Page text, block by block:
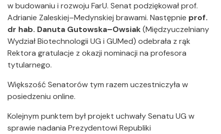
w budowaniu i rozwoju FarU. Senat podziękował prof.
Adrianie Zaleskiej–Medynskiej brawami. Następnie prof.
dr hab. Danuta Gutowska–Owsiak(Międzyuczelniany
Wydział Biotechnologii UG i GUMed) odebrała z rąk
Rektora gratulacje z okazji nominacji na profesora
tytularnego.
Większość Senatorów tym razem uczestniczyła w
posiedzeniu online.
Kolejnym punktem był projekt uchwały Senatu UG w
sprawie nadania Prezydentowi Republiki